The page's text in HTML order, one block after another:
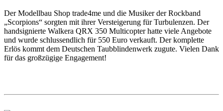
Der Modellbau Shop trade4me und die Musiker der Rockband
„Scorpions“ sorgten mit ihrer Versteigerung für Turbulenzen. Der
handsignierte Walkera QRX 350 Multicopter hatte viele Angebote
und wurde schlussendlich für 550 Euro verkauft. Der komplette
Erlös kommt dem Deutschen Taubblindenwerk zugute. Vielen Dank
für das großzügige Engagement!